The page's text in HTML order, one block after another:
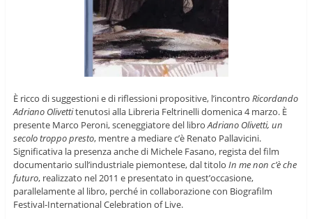
È ricco di suggestioni e di riflessioni propositive, l’incontro Ricordando
Adriano Olivettitenutosi alla Libreria Feltrinelli domenica 4 marzo. È
presente Marco Peroni, sceneggiatore del libro Adriano Olivetti, un
secolo troppo presto, mentre a mediare c’è Renato Pallavicini.
Significativa la presenza anche di Michele Fasano, regista del film
documentario sull’industriale piemontese, dal titolo In me non c’è che
futuro, realizzato nel 2011 e presentato in quest’occasione,
parallelamente al libro, perché in collaborazione con Biografilm
Festival-International Celebration of Live.